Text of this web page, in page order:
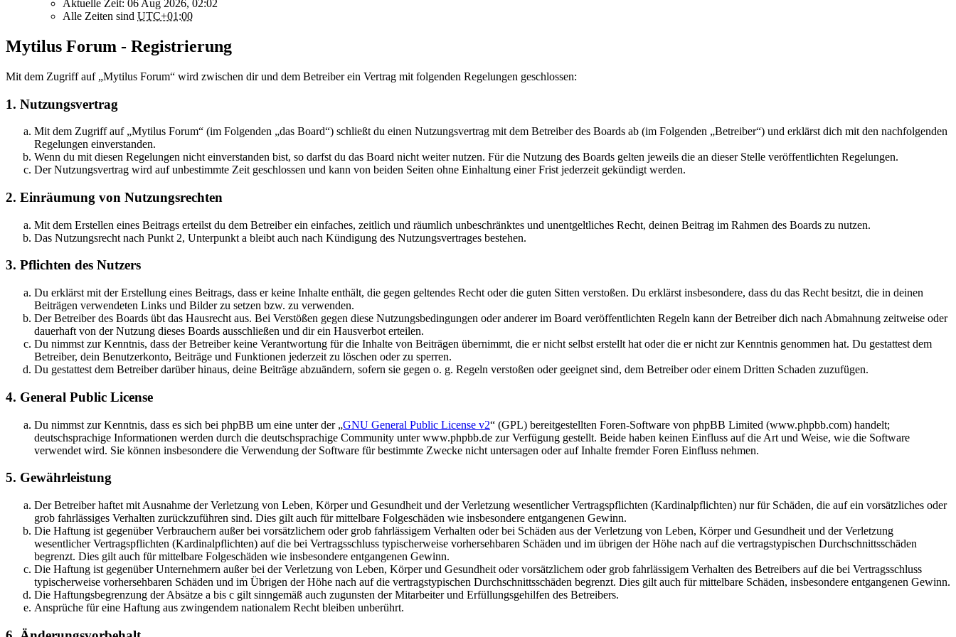
Aktuelle Zeit: 06 Aug 2026, 02:02
Alle Zeiten sind UTC+01:00
Mytilus Forum - Registrierung
Mit dem Zugriff auf „Mytilus Forum“ wird zwischen dir und dem Betreiber ein Vertrag mit folgenden Regelungen geschlossen:
1. Nutzungsvertrag
Mit dem Zugriff auf „Mytilus Forum“ (im Folgenden „das Board“) schließt du einen Nutzungsvertrag mit dem Betreiber des Boards ab (im Folgenden „Betreiber“) und erklärst dich mit den nachfolgenden
Regelungen einverstanden.
Wenn du mit diesen Regelungen nicht einverstanden bist, so darfst du das Board nicht weiter nutzen. Für die Nutzung des Boards gelten jeweils die an dieser Stelle veröffentlichten Regelungen.
Der Nutzungsvertrag wird auf unbestimmte Zeit geschlossen und kann von beiden Seiten ohne Einhaltung einer Frist jederzeit gekündigt werden.
2. Einräumung von Nutzungsrechten
Mit dem Erstellen eines Beitrags erteilst du dem Betreiber ein einfaches, zeitlich und räumlich unbeschränktes und unentgeltliches Recht, deinen Beitrag im Rahmen des Boards zu nutzen.
Das Nutzungsrecht nach Punkt 2, Unterpunkt a bleibt auch nach Kündigung des Nutzungsvertrages bestehen.
3. Pflichten des Nutzers
Du erklärst mit der Erstellung eines Beitrags, dass er keine Inhalte enthält, die gegen geltendes Recht oder die guten Sitten verstoßen. Du erklärst insbesondere, dass du das Recht besitzt, die in deinen
Beiträgen verwendeten Links und Bilder zu setzen bzw. zu verwenden.
Der Betreiber des Boards übt das Hausrecht aus. Bei Verstößen gegen diese Nutzungsbedingungen oder anderer im Board veröffentlichten Regeln kann der Betreiber dich nach Abmahnung zeitweise oder
dauerhaft von der Nutzung dieses Boards ausschließen und dir ein Hausverbot erteilen.
Du nimmst zur Kenntnis, dass der Betreiber keine Verantwortung für die Inhalte von Beiträgen übernimmt, die er nicht selbst erstellt hat oder die er nicht zur Kenntnis genommen hat. Du gestattest dem
Betreiber, dein Benutzerkonto, Beiträge und Funktionen jederzeit zu löschen oder zu sperren.
Du gestattest dem Betreiber darüber hinaus, deine Beiträge abzuändern, sofern sie gegen o. g. Regeln verstoßen oder geeignet sind, dem Betreiber oder einem Dritten Schaden zuzufügen.
4. General Public License
Du nimmst zur Kenntnis, dass es sich bei phpBB um eine unter der „GNU General Public License v2“ (GPL) bereitgestellten Foren-Software von phpBB Limited (www.phpbb.com) handelt;
deutschsprachige Informationen werden durch die deutschsprachige Community unter www.phpbb.de zur Verfügung gestellt. Beide haben keinen Einfluss auf die Art und Weise, wie die Software
verwendet wird. Sie können insbesondere die Verwendung der Software für bestimmte Zwecke nicht untersagen oder auf Inhalte fremder Foren Einfluss nehmen.
5. Gewährleistung
Der Betreiber haftet mit Ausnahme der Verletzung von Leben, Körper und Gesundheit und der Verletzung wesentlicher Vertragspflichten (Kardinalpflichten) nur für Schäden, die auf ein vorsätzliches oder
grob fahrlässiges Verhalten zurückzuführen sind. Dies gilt auch für mittelbare Folgeschäden wie insbesondere entgangenen Gewinn.
Die Haftung ist gegenüber Verbrauchern außer bei vorsätzlichem oder grob fahrlässigem Verhalten oder bei Schäden aus der Verletzung von Leben, Körper und Gesundheit und der Verletzung
wesentlicher Vertragspflichten (Kardinalpflichten) auf die bei Vertragsschluss typischerweise vorhersehbaren Schäden und im übrigen der Höhe nach auf die vertragstypischen Durchschnittsschäden
begrenzt. Dies gilt auch für mittelbare Folgeschäden wie insbesondere entgangenen Gewinn.
Die Haftung ist gegenüber Unternehmern außer bei der Verletzung von Leben, Körper und Gesundheit oder vorsätzlichem oder grob fahrlässigem Verhalten des Betreibers auf die bei Vertragsschluss
typischerweise vorhersehbaren Schäden und im Übrigen der Höhe nach auf die vertragstypischen Durchschnittsschäden begrenzt. Dies gilt auch für mittelbare Schäden, insbesondere entgangenen Gewinn.
Die Haftungsbegrenzung der Absätze a bis c gilt sinngemäß auch zugunsten der Mitarbeiter und Erfüllungsgehilfen des Betreibers.
Ansprüche für eine Haftung aus zwingendem nationalem Recht bleiben unberührt.